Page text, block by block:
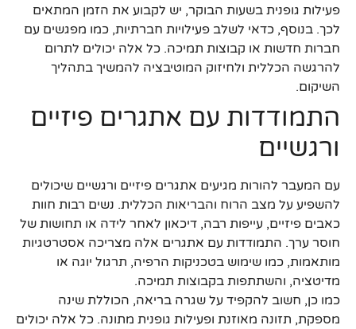
פעילות גופנית בשעות הבוקר, יש לקבוע את הזמן המתאים
לכך. בנוסף, כדאי לשלב פעילויות חברתיות, כמו מפגשים עם
חברות חדשות או קבוצות תמיכה. כל אלה יכולים לתרום
להרגשה הכללית ולחיזוק המוטיבציה להמשיך בתהליך
השיקום.
התמודדות עם אתגרים פיזיים
ורגשיים
עם המעבר להורות מגיעים אתגרים פיזיים ורגשיים שיכולים
להשפיע על מצב הרוח והבריאות הכללית. נשים רבות חוות
כאבים פיזיים, עייפות רבה, דיכאון לאחר לידה או תחושות של
חוסר ערך. התמודדות עם אתגרים אלה מצריכה אסטרטגיות
מותאמות, כמו שימוש בטכניקות הרפיה, תרגול יוגה או
מדיטציה, והשתתפות בקבוצות תמיכה.
כמו כן, חשוב להקפיד על שגרה בריאה, הכוללת שינה
מספקת, תזונה מאוזנת ופעילות גופנית מתונה. כל אלה יכולים